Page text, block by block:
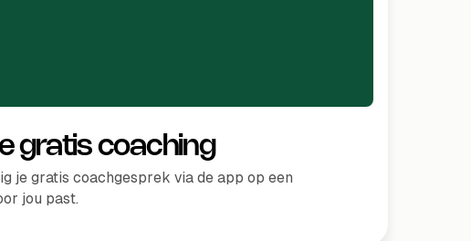
gratis coaching
je gratis coachgesprek via de app op een
jou past.